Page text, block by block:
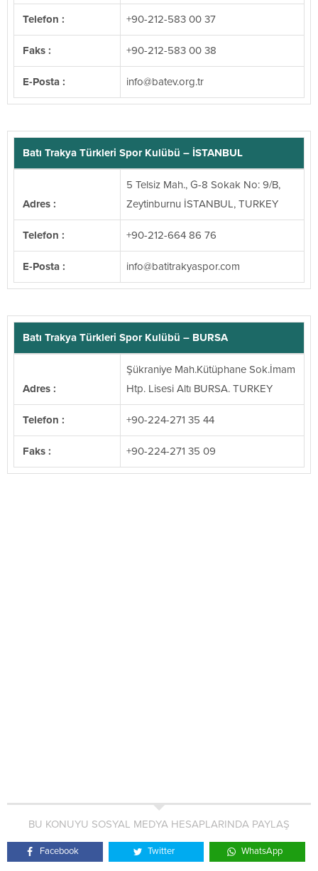
Telefon : +90-212-583 00 37
Faks : +90-212-583 00 38
E-Posta : rt.gro.vetab
@ofni
Batı Trakya Türkleri Spor Kulübü – İSTANBUL
Adres :
5 Telsiz Mah., G-8 Sokak No: 9/B,
Zeytinburnu İSTANBUL, TURKEY
Telefon : +90-212-664 86 76
E-Posta : moc.ropsaykartitab
@ofni
Batı Trakya Türkleri Spor Kulübü – BURSA
Adres :
Şükraniye Mah.Kütüphane Sok.İmam
Htp. Lisesi Altı BURSA. TURKEY
Telefon : +90-224-271 35 44
Faks : +90-224-271 35 09
BU KONUYU SOSYAL MEDYA HESAPLARINDA PAYLAŞ
Facebook Twitter WhatsApp